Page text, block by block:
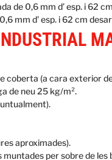
de 0,6 mm d’ esp. i 62
mm d’ esp. i 62 cm
coberta (a cara exterior
de neu 25 kg/m².
aproximades).
per sobre de les